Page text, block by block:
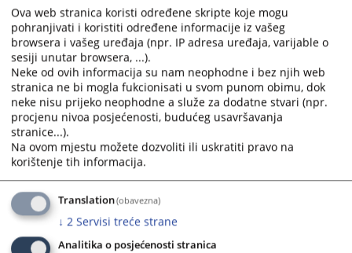
Ova web stranica koristi određene skripte koje mogu
pohranjivati i koristiti određene informacije iz vašeg
browsera i vašeg uređaja (npr. IP adresa uređaja, varijable o
sesiji unutar browsera, ...).
Neke od ovih informacija su nam neophodne i bez njih web
stranica ne bi mogla fukcionisati u svom punom obimu, dok
neke nisu prijeko neophodne a služe za dodatne stvari (npr.
procjenu nivoa posjećenosti, budućeg usavršavanja
stranice...).
Na ovom mjestu možete dozvoliti ili uskratiti pravo na
korištenje tih informacija.
Translation(obavezna)
↓ 2 Servisi treće strane
Analitika o posjećenosti stranica